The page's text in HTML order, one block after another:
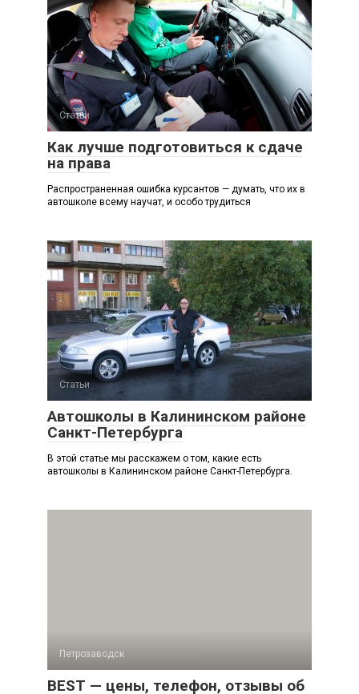
Статьи
Как лучше подготовиться к сдаче
на права
Распространенная ошибка курсантов — думать, что их в
автошколе всему научат, и особо трудиться
Статьи
Автошколы в Калининском районе
Санкт-Петербурга
В этой статье мы расскажем о том, какие есть
автошколы в Калининском районе Санкт-Петербурга.
Петрозаводск
BEST — цены, телефон, отзывы об